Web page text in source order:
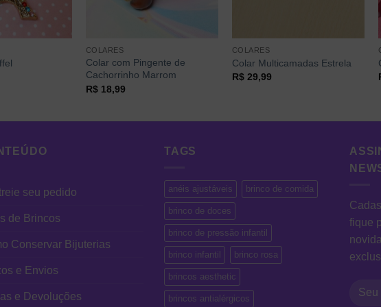
COLARES
Colar com Pingente de
Cachorrinho Marrom
R$18,99
COLARES
Colar Multicamadas Estrela
R$29,99
seu pedido
de Brincos
Conservar Bijuterias
e Envios
e Devoluções
TAGS
anéis ajustáveis brinco de comida
brinco de doces
brinco de pressão infantil
brinco infantil brinco rosa
brincos aesthetic
brincos antialérgicos
fique